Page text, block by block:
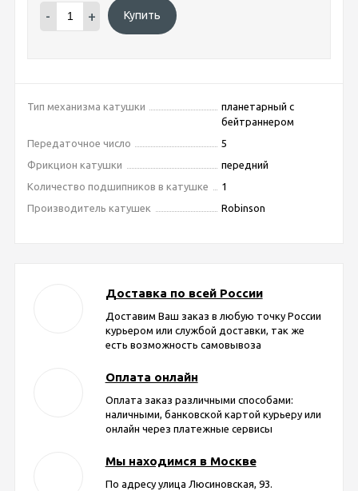
- + Купить
Тип механизма катушки
планетарный с
бейтраннером
Передаточное число
5
Фрикцион катушки
передний
Количество подшипников в катушке
1
Производитель катушек
Robinson
Доставка по всей России
Доставим Ваш заказ в любую точку России
курьером или службой доставки, так же
есть возможность самовывоза
Оплата онлайн
Оплата заказ различными способами:
наличными, банковской картой курьеру или
онлайн через платежные сервисы
Мы находимся в Москве
По адресу улица Люсиновская, 93.